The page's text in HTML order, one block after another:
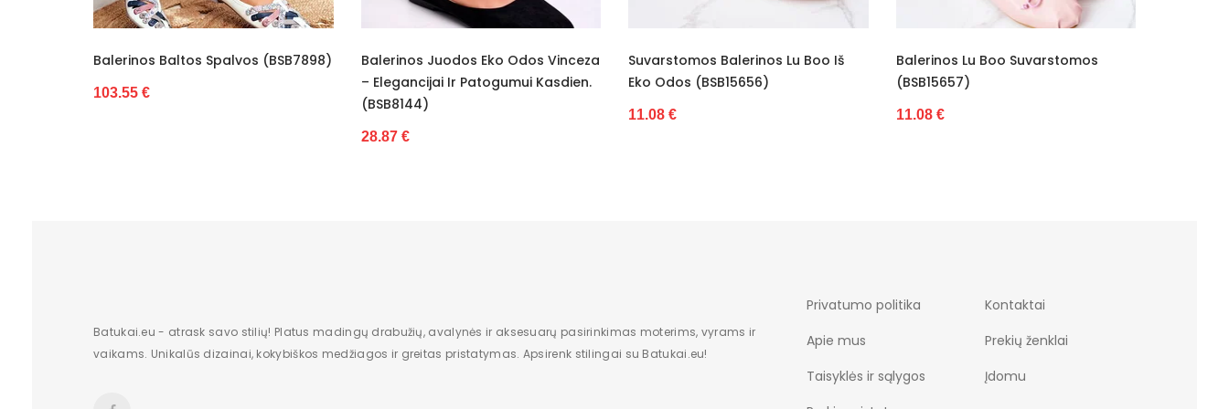
pavasaris Vasara
Baltos Spalvos (BSB7898)
Balerinos Juodos Eko Odos Vinceza
– Elegancijai Ir Patogumui Kasdien.
Suvarstomos Balerinos Lu Boo Iš
Eko Odos (BSB15656)
Balerinos Lu Boo Suvarstomos
Odinės Balerinos
Batukai.eu - atrask savo stilių! Platus madingų drabužių, avalynės ir aksesuarų pasirinkimas moterims, vyrams ir
vaikams. Unikalūs dizainai, kokybiškos medžiagos ir greitas pristatymas. Apsirenk stilingai su Batukai.eu!
Privatumo politika
Apie mus
Taisyklės ir sąlygos
Kontaktai
Prekių ženklai
Įdomu